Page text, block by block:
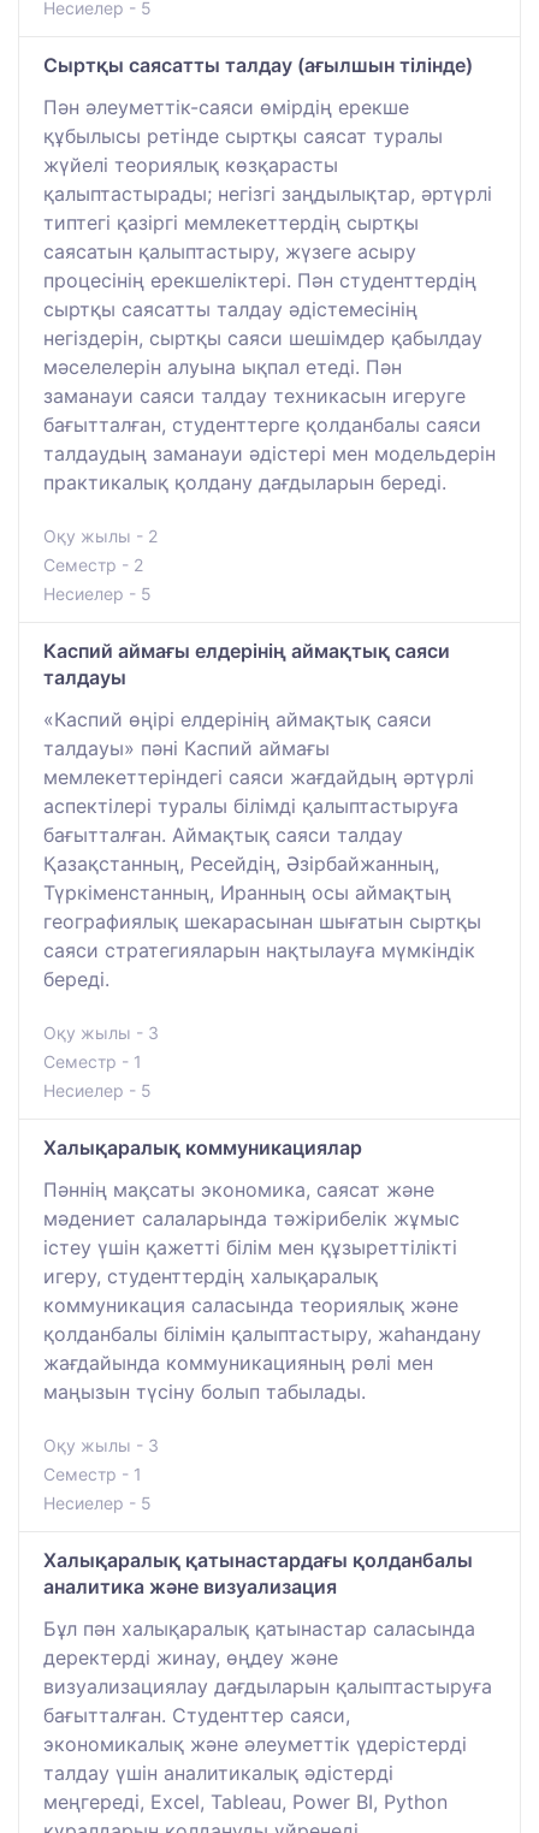
Несиелер - 5
Сыртқы саясатты талдау (ағылшын тілінде)
Пән әлеуметтік-саяси өмірдің ерекше
құбылысы ретінде сыртқы саясат туралы
жүйелі теориялық көзқарасты
қалыптастырады; негізгі заңдылықтар, әртүрлі
типтегі қазіргі мемлекеттердің сыртқы
саясатын қалыптастыру, жүзеге асыру
процесінің ерекшеліктері. Пән студенттердің
сыртқы саясатты талдау әдістемесінің
негіздерін, сыртқы саяси шешімдер қабылдау
мәселелерін алуына ықпал етеді. Пән
заманауи саяси талдау техникасын игеруге
бағытталған, студенттерге қолданбалы саяси
талдаудың заманауи әдістері мен модельдерін
практикалық қолдану дағдыларын береді.
Оқу жылы - 2
Семестр - 2
Несиелер - 5
Каспий аймағы елдерінің аймақтық саяси
талдауы
«Каспий өңірі елдерінің аймақтық саяси
талдауы» пәні Каспий аймағы
мемлекеттеріндегі саяси жағдайдың әртүрлі
аспектілері туралы білімді қалыптастыруға
бағытталған. Аймақтық саяси талдау
Қазақстанның, Ресейдің, Әзірбайжанның,
Түркіменстанның, Иранның осы аймақтың
географиялық шекарасынан шығатын сыртқы
саяси стратегияларын нақтылауға мүмкіндік
береді.
Оқу жылы - 3
Семестр - 1
Несиелер - 5
Халықаралық коммуникациялар
Пәннің мақсаты экономика, саясат және
мәдениет салаларында тәжірибелік жұмыс
істеу үшін қажетті білім мен құзыреттілікті
игеру, студенттердің халықаралық
коммуникация саласында теориялық және
қолданбалы білімін қалыптастыру, жаһандану
жағдайында коммуникацияның рөлі мен
маңызын түсіну болып табылады.
Оқу жылы - 3
Семестр - 1
Несиелер - 5
Халықаралық қатынастардағы қолданбалы
аналитика және визуализация
Бұл пән халықаралық қатынастар саласында
деректерді жинау, өңдеу және
визуализациялау дағдыларын қалыптастыруға
бағытталған. Студенттер саяси,
экономикалық және әлеуметтік үдерістерді
талдау үшін аналитикалық әдістерді
меңгереді, Excel, Tableau, Power BI, Python